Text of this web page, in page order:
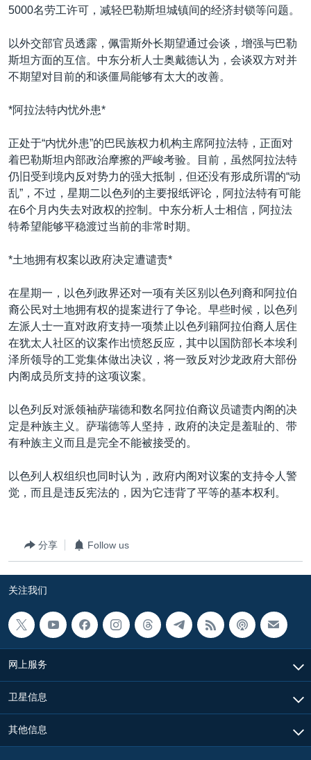
台海两岸关系
关注西藏
关注新疆
GEN Z 看美国
其他语言网站
5000名劳工许可，减轻巴勒斯坦城镇间的经济封锁等问题。
以外交部官员透露，佩雷斯外长期望通过会谈，增强与巴勒
斯坦方面的互信。中东分析人士奥戴德认为，会谈双方对并
不期望对目前的和谈僵局能够有太大的改善。
*阿拉法特内忧外患*
正处于“内忧外患”的巴民族权力机构主席阿拉法特，正面对
着巴勒斯坦内部政治摩擦的严峻考验。目前，虽然阿拉法特
仍旧受到境内反对势力的强大抵制，但还没有形成所谓的“动
乱”，不过，星期二以色列的主要报纸评论，阿拉法特有可能
在6个月内失去对政权的控制。中东分析人士相信，阿拉法
特希望能够平稳渡过当前的非常时期。
*土地拥有权案以政府决定遭谴责*
在星期一，以色列政界还对一项有关区别以色列裔和阿拉伯
裔公民对土地拥有权的提案进行了争论。早些时候，以色列
左派人士一直对政府支持一项禁止以色列籍阿拉伯裔人居住
在犹太人社区的议案作出愤怒反应，其中以国防部长本埃利
泽所领导的工党集体做出决议，将一致反对沙龙政府大部份
内阁成员所支持的这项议案。
以色列反对派领袖萨瑞德和数名阿拉伯裔议员谴责内阁的决
定是种族主义。萨瑞德等人坚持，政府的决定是羞耻的、带
有种族主义而且是完全不能被接受的。
以色列人权组织也同时认为，政府内阁对议案的支持令人警
觉，而且是违反宪法的，因为它违背了平等的基本权利。
分享 Follow us
关注我们
网上服务
卫星信息
其他信息